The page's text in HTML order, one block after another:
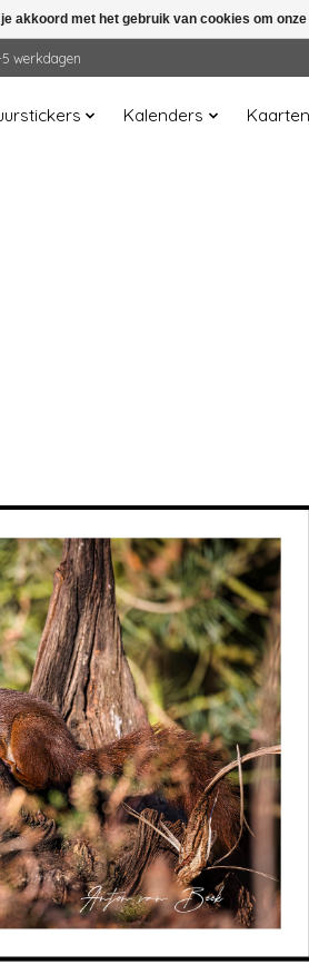
werkdagen
Kalenders Kaarten
akkoord met het gebruik van cookies om